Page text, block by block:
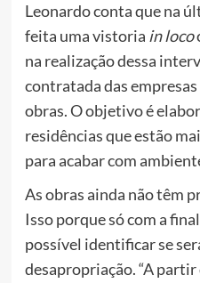
Leonardo conta que na
feita uma vistoria in loco
na realização dessa
contratada das empresas
obras. O objetivo é
residências que estão
para acabar com
As obras ainda não têm
Isso porque só com a
possível identificar se
desapropriação. “A